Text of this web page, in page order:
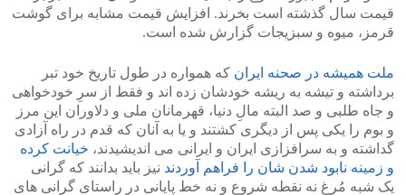
قیمت سال گذشته است بخرند. افزایش قیمت مشابه برای گوشت
قرمز، میوه و سبزیجات گزارش شده است.
ملت همیشه در صحنه ایران که همواره در طول تاریخ خود تبر
برداشته و تیشه به ریشه خودشان زده اند و فقط از سرِ خودخواهی
و جاه طلبی و صد البته مالِ دنیا، قهرمانان ملی و دلاوران این مرز
و بوم را یکی پس از دیگری کشتند و یا به آنان که قدم در راه آزادی
گداشته و به سرافزازی ایران و ایرانی می اندیشیدند، خیانت کرده
و زمینه نابود شدن شان را فراهم آوردند نیز باید بدانند که گرانی
یک شبه مُرغ نه نقطه شروع و نه خط پایانی در راستای گرانی های